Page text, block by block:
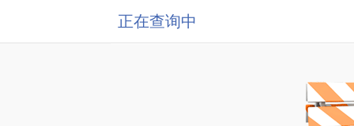
正在查询中